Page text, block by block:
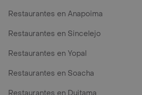
Restaurantes en Anapoima
Restaurantes en Sincelejo
Restaurantes en Yopal
Restaurantes en Soacha